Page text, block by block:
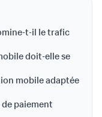
t-il le trafic
doit-elle se
mobile adaptée
paiement